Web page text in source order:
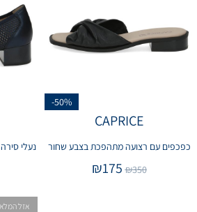
-50%
CAPRICE
כפכפים עם רצועה מתהפכת בצבע שחור
₪350
₪175
אזל